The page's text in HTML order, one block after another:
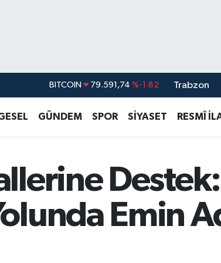
DOLAR 45,43620 %0.02
EURO 53,38690 %0.19
BİST100 14.598,00 %0
Trabzon
GÜNDEM SPOR SİYASET RESMÎ
Emin